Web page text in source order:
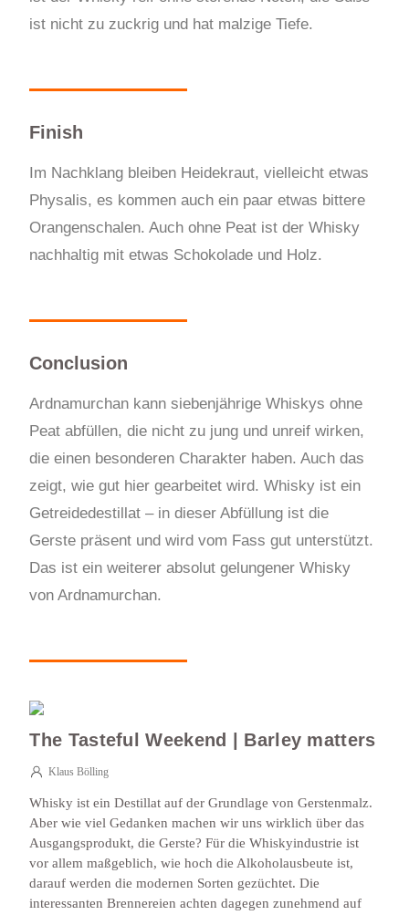
ist nicht zu zuckrig und hat malzige Tiefe.
Finish
Im Nachklang bleiben Heidekraut, vielleicht etwas
Physalis, es kommen auch ein paar etwas bittere
Orangenschalen. Auch ohne Peat ist der Whisky
nachhaltig mit etwas Schokolade und Holz.
Conclusion
Ardnamurchan kann siebenjährige Whiskys ohne
Peat abfüllen, die nicht zu jung und unreif wirken,
die einen besonderen Charakter haben. Auch das
zeigt, wie gut hier gearbeitet wird. Whisky ist ein
Getreidedestillat – in dieser Abfüllung ist die
Gerste präsent und wird vom Fass gut unterstützt.
Das ist ein weiterer absolut gelungener Whisky
von Ardnamurchan.
The Tasteful Weekend | Barley matters
Klaus Bölling
Whisky ist ein Destillat auf der Grundlage von Gerstenmalz.
Aber wie viel Gedanken machen wir uns wirklich über das
Ausgangsprodukt, die Gerste? Für die Whiskyindustrie ist
vor allem maßgeblich, wie hoch die Alkoholausbeute ist,
darauf werden die modernen Sorten gezüchtet. Die
interessanten Brennereien achten dagegen zunehmend auf